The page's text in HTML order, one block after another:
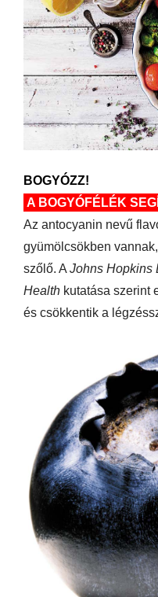
BOGYÓZZ!
A BOGYÓFÉLÉK
Az antocyanin nevű
gyümölcsökben
szőlő. A Johns Hopkins
Health kutatása szerint
és csökkentik a